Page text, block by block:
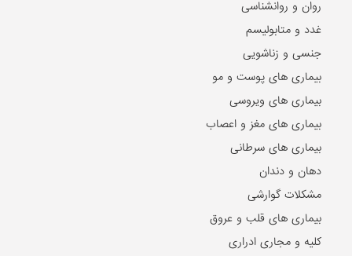
روان و روانشناسی
غدد و متابولیسم
جنسی و زناشویی
بیماری های پوست و مو
بیماری های ویروسی
بیماری های مغز و اعصاب
بیماری های سرطانی
دهان و دندان
مشکلات گوارشی
بیماری های قلب و عروق
کلیه و مجاری ادراری